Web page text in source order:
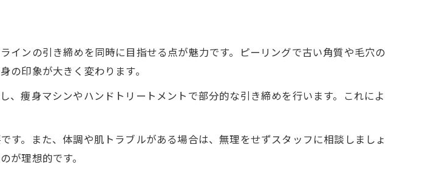
のサロンでのケア術を紹介
痩身を無理なく続ける方法
インの引き締めを同時に目指せる点が魅力です。ピーリングで古い角質や毛穴の
の印象が大きく変わります。
痩身マシンやハンドトリートメントで部分的な引き締めを行います。これによ
。また、体調や肌トラブルがある場合は、無理をせずスタッフに相談しましょ
が理想的です。